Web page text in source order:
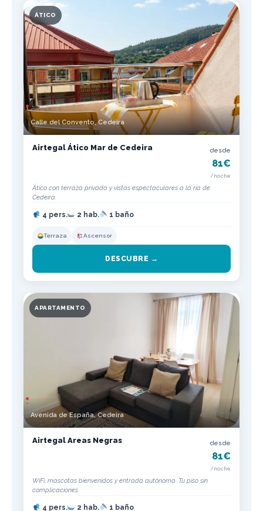
ÁTICO
Calle del Convento, Cedeira
Airtegal Ático Mar de Cedeira desde
81€
/noche
Ático con terraza privada y vistas espectaculares a la ría de
Cedeira.
4 pers. 2 hab. 1 baño
Terraza Ascensor
DESCUBRE →
APARTAMENTO
Avenida de España, Cedeira
Airtegal Areas Negras desde
81€
/noche
WiFi, mascotas bienvenidos y entrada autónoma. Tu piso sin
complicaciones.
4 pers. 2 hab. 1 baño